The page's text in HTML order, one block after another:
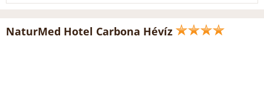
NaturMed Hotel Carbona Hévíz